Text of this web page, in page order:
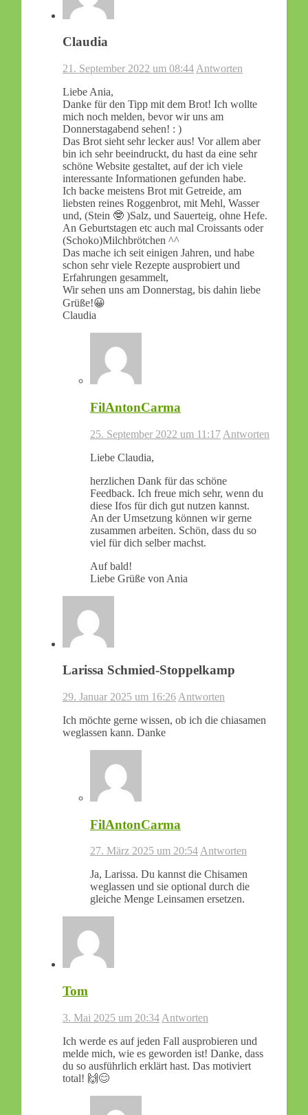
Claudia
21. September 2022 um 08:44 Antworten
Liebe Ania,
Danke für den Tipp mit dem Brot! Ich wollte
mich noch melden, bevor wir uns am
Donnerstagabend sehen! : )
Das Brot sieht sehr lecker aus! Vor allem aber
bin ich sehr beeindruckt, du hast da eine sehr
schöne Website gestaltet, auf der ich viele
interessante Informationen gefunden habe.
Ich backe meistens Brot mit Getreide, am
liebsten reines Roggenbrot, mit Mehl, Wasser
und, (Stein 🤓 )Salz, und Sauerteig, ohne Hefe.
An Geburtstagen etc auch mal Croissants oder
(Schoko)Milchbrötchen ^^
Das mache ich seit einigen Jahren, und habe
schon sehr viele Rezepte ausprobiert und
Erfahrungen gesammelt,
Wir sehen uns am Donnerstag, bis dahin liebe
Grüße!😀
Claudia
FilAntonCarma
25. September 2022 um 11:17 Antworten
Liebe Claudia,
herzlichen Dank für das schöne
Feedback. Ich freue mich sehr, wenn du
diese Ifos für dich gut nutzen kannst.
An der Umsetzung können wir gerne
zusammen arbeiten. Schön, dass du so
viel für dich selber machst.
Auf bald!
Liebe Grüße von Ania
Larissa Schmied-Stoppelkamp
29. Januar 2025 um 16:26 Antworten
Ich möchte gerne wissen, ob ich die chiasamen
weglassen kann. Danke
FilAntonCarma
27. März 2025 um 20:54 Antworten
Ja, Larissa. Du kannst die Chisamen
weglassen und sie optional durch die
gleiche Menge Leinsamen ersetzen.
Tom
3. Mai 2025 um 20:34 Antworten
Ich werde es auf jeden Fall ausprobieren und
melde mich, wie es geworden ist! Danke, dass
du so ausführlich erklärt hast. Das motiviert
total! 🙌😊